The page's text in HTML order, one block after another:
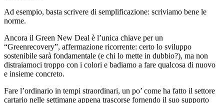
Ad esempio, basta scrivere di semplificazione: scriviamo bene le
norme.
Ancora il Green New Deal è l’unica chiave per un
“Greenrecovery”, affermazione ricorrente: certo lo sviluppo
sostenibile sarà fondamentale (e chi lo mette in dubbio?), ma non
distraiamoci troppo con i colori e badiamo a fare qualcosa di nuovo
e insieme concreto.
Fare l’ordinario in tempi straordinari, un po’ come ha fatto il settore
cartario nelle settimane appena trascorse fornendo il suo supporto